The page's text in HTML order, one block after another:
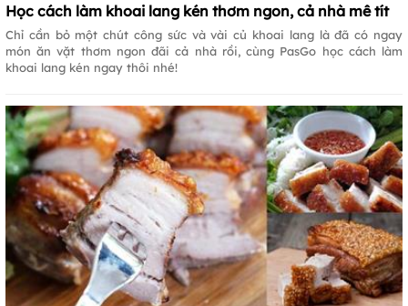
Học cách làm khoai lang kén thơm ngon, cả nhà mê tít
Chỉ cần bỏ một chút công sức và vài củ khoai lang là đã có ngay
món ăn vặt thơm ngon đãi cả nhà rồi, cùng PasGo học cách làm
khoai lang kén ngay thôi nhé!